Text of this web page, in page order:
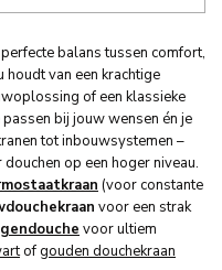
balans tussen comfort,
houdt van een krachtige
of een klassieke
bij jouw wensen én je
tot inbouwsystemen –
op een hoger niveau.
(voor constante
voor een strak
voor ultiem
ofgouden douchekraan